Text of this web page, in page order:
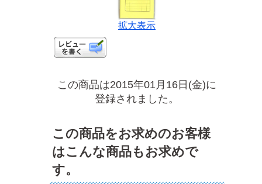
拡大表示
この商品は2015年01月16日(金)に
登録されました。
この商品をお求めのお客様
はこんな商品もお求めで
す。